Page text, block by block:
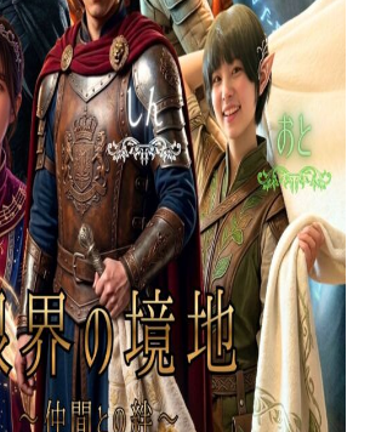
お知らせ
クーポン情報
こもれびについて
ご利用ガイド
温泉